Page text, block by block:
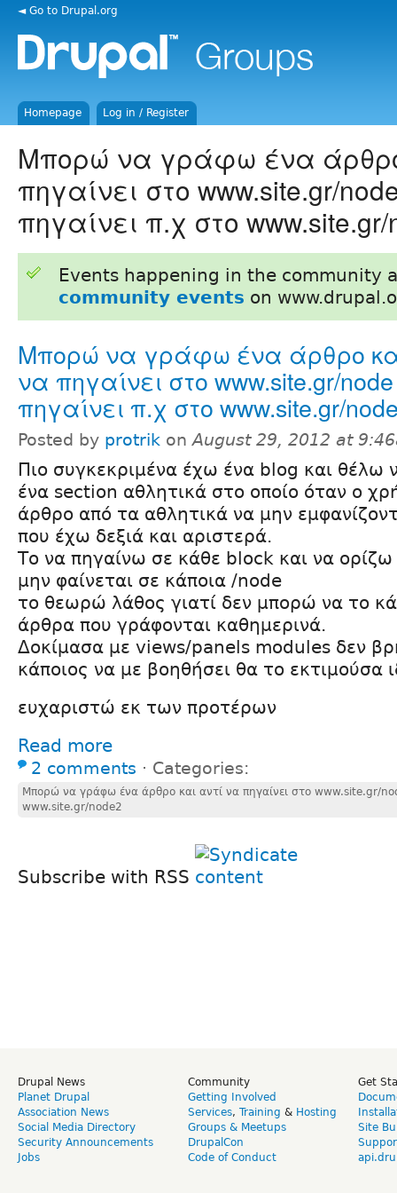
◄ Go to Drupal.org
Homepage Log in / Register
Μπορώ να γράφω ένα
πηγαίνει στο www.site.gr/
πηγαίνει π.χ στο
Events happening in the community
community events on
Μπορώ να γράφω ένα άρθρο
να πηγαίνει στο www.site.gr/
πηγαίνει π.χ στο www.site.gr/
Posted by protrik onAugust 29, 2012 at
Πιο συγκεκριμένα έχω ένα blog και θέλω
ένα section αθλητικά στο οποίο όταν ο
άρθρο από τα αθλητικά να μην
που έχω δεξιά και αριστερά.
Το να πηγαίνω σε κάθε block και να ορίζω
μην φαίνεται σε κάποια /node
το θεωρώ λάθος γιατί δεν μπορώ να το
άρθρα που γράφονται καθημερινά.
Δοκίμασα με views/panels modules δεν
κάποιος να με βοηθήσει θα το εκτιμούσα
ευχαριστώ εκ των προτέρων
Read more
2 comments ⋅ Categories:
Μπορώ να γράφω ένα άρθρο και αντί να πηγαίνει στο www.site.gr/
www.site.gr/node2
Subscribe with RSS
Drupal News
Planet Drupal
Association News
Social Media Directory
Security Announcements
Jobs
Community
Getting Involved
Services, Training & Hosting
Groups & Meetups
DrupalCon
Code of Conduct
Get
Site